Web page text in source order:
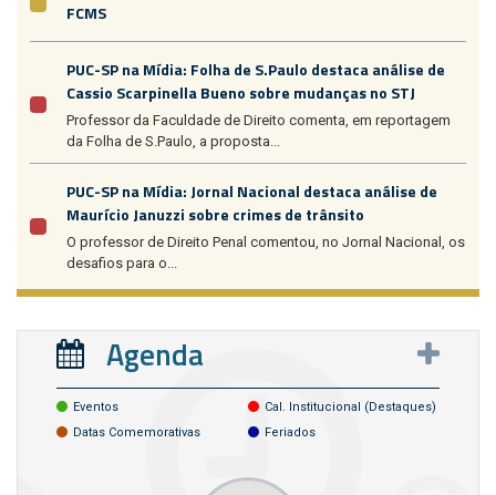
FCMS
PUC-SP na Mídia: Folha de S.Paulo destaca análise de
Cassio Scarpinella Bueno sobre mudanças no STJ
Professor da Faculdade de Direito comenta, em reportagem
da Folha de S.Paulo, a proposta...
PUC-SP na Mídia: Jornal Nacional destaca análise de
Maurício Januzzi sobre crimes de trânsito
O professor de Direito Penal comentou, no Jornal Nacional, os
desafios para o...
Agenda
Eventos
Cal. Institucional (destaques)
Datas Comemorativas
Feriados